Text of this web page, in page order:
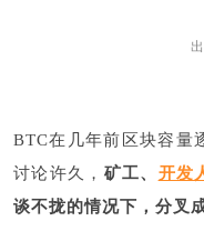
BTC在几年前区块容量
讨论许久， 矿工、 开发
谈不拢的情况下，分叉